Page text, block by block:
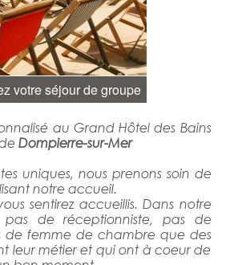
votre séjour de groupe
au Grand Hôtel des Bains
Dompierre-sur-Mer
uniques, nous prenons soin de
notre accueil.
sentirez accueillis. Dans notre
de réceptionniste, pas de
de femme de chambre que des
leur métier et qui ont à coeur de